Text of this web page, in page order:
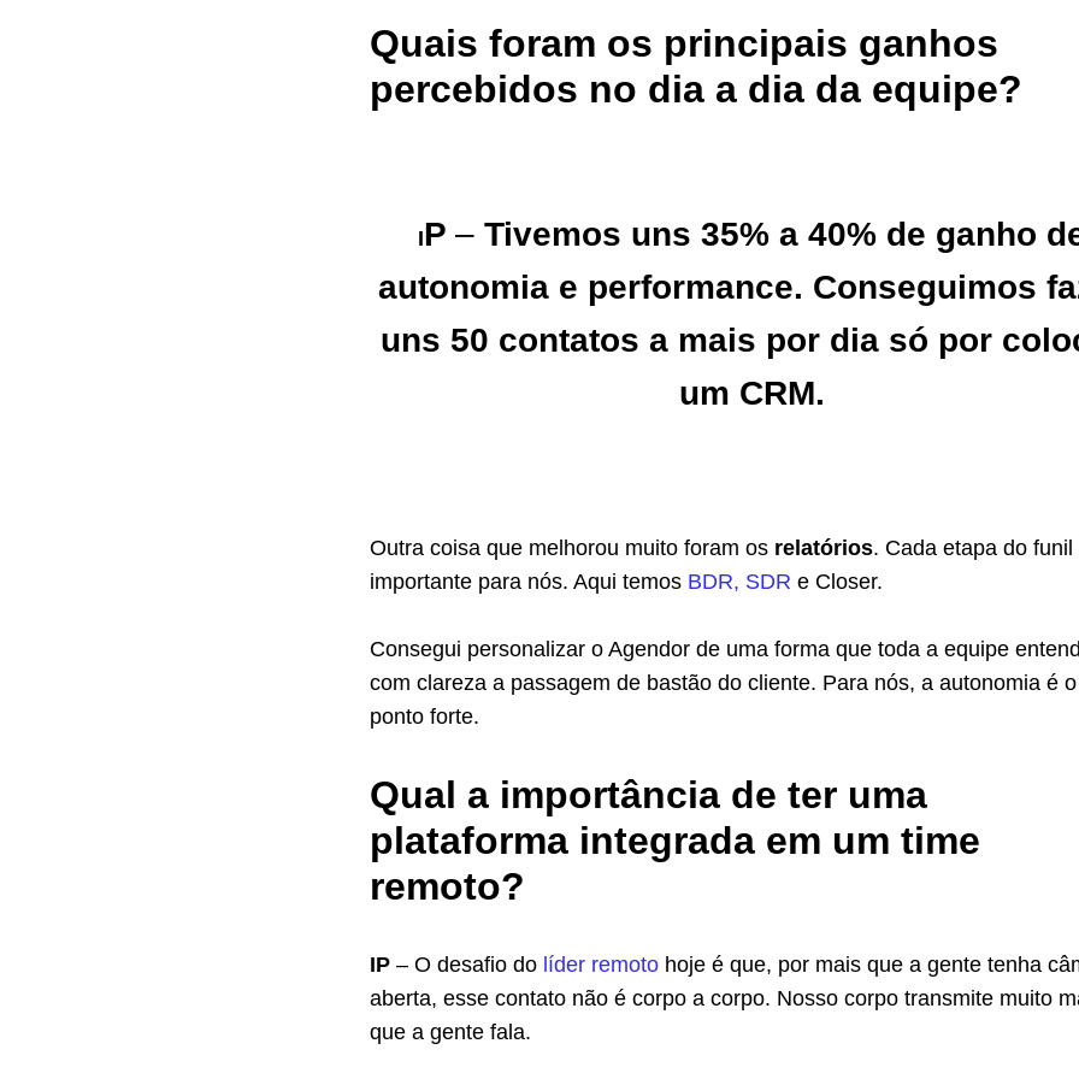
Quais foram os principais ganhos
percebidos no dia a dia da equipe?
IP – Tivemos uns 35% a 40% de ganho
autonomia e performance. Conseguimos
uns 50 contatos a mais por dia só por
um CRM.
Outra coisa que melhorou muito foram os relatórios. Cada etapa do funil
importante para nós. Aqui temos BDR, SDR e Closer.
Consegui personalizar o Agendor de uma forma que toda a equipe
com clareza a passagem de bastão do cliente. Para nós, a autonomia é o
ponto forte.
Qual a importância de ter uma
plataforma integrada em um time
remoto?
IP – O desafio do líder remoto hoje é que, por mais que a gente tenha
aberta, esse contato não é corpo a corpo. Nosso corpo transmite muito
que a gente fala.